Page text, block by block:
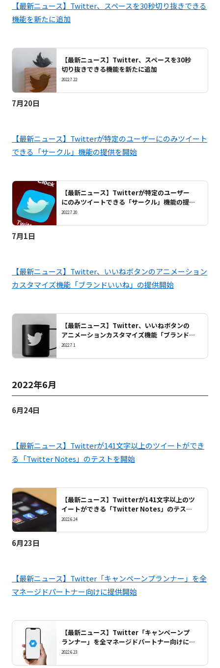
【最新ニュース】Twitter、スペースを30秒切り抜きできる
機能を新たに追加
【最新ニュース】Twitter、スペースを30秒
切り抜きできる機能を新たに追加
2022.7.22
7月20日
【最新ニュース】Twitterが特定のユーザーにのみツイート
できる「サークル」機能の提供を開始
【最新ニュース】Twitterが特定のユーザー
にのみツイートできる「サークル」機能の提供
を開始
2022.7.20
7月1日
【最新ニュース】Twitter、いいねボタンのアニメーション
カスタマイズ機能「ブランドいいね」の提供開始
【最新ニュース】Twitter、いいねボタンの
アニメーションカスタマイズ機能「ブランドい
いね」の提供開始
2022.7.1
2022年6月
6月24日
【最新ニュース】Twitterが141文字以上のツイートができ
る「Twitter Notes」のテストを開始
【最新ニュース】Twitterが141文字以上のツ
イートができる「Twitter Notes」のテスト
を開始
2022.6.24
6月23日
【最新ニュース】Twitter「キャンペーンプランナー」を全
マネージドパートナー向けに提供開始
【最新ニュース】Twitter「キャンペーンプ
ランナー」を全マネージドパートナー向けに提
供開始
2022.6.23